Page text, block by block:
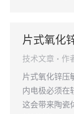
片式氧化
技术文章 作
片式氧化锌压
内电极必须在
这会带来陶瓷